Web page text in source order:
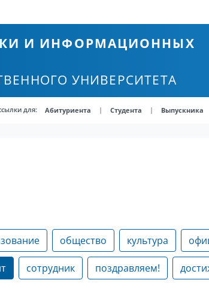
И ИНФОРМАЦИОННЫХ
УНИВЕРСИТЕТА
для: Абитуриента | Студента | Выпускника
общество культура
сотрудник поздравляем!